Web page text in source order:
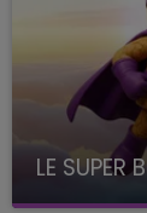
LE SUPER
avec La